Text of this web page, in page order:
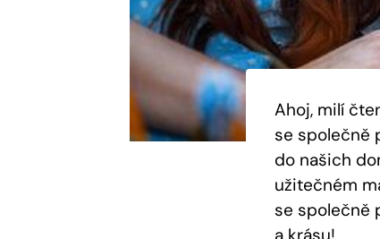
Ahoj, milí
se společně
do našich
užitečném
se společně